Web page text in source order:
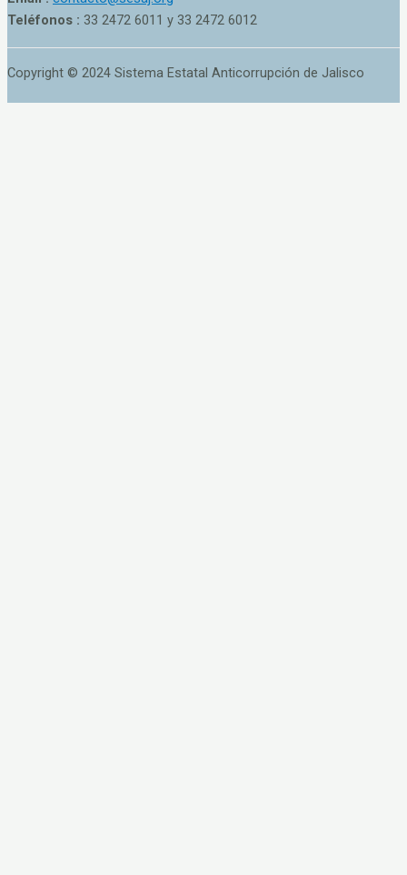
Teléfonos : 33 2472 6011 y 33 2472 6012
Copyright © 2024 Sistema Estatal Anticorrupción de Jalisco